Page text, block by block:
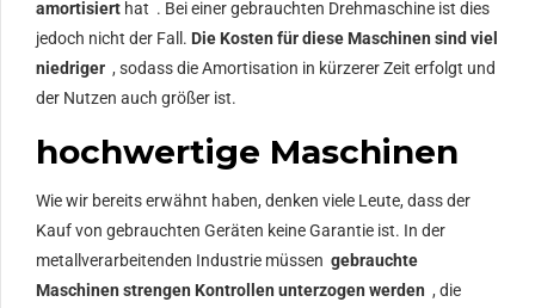
amortisiert hat . Bei einer gebrauchten Drehmaschine ist dies
jedoch nicht der Fall. Die Kosten für diese Maschinen sind viel
niedriger , sodass die Amortisation in kürzerer Zeit erfolgt und
der Nutzen auch größer ist.
hochwertige Maschinen
Wie wir bereits erwähnt haben, denken viele Leute, dass der
Kauf von gebrauchten Geräten keine Garantie ist. In der
metallverarbeitenden Industrie müssen gebrauchte
Maschinen strengen Kontrollen unterzogen werden , die